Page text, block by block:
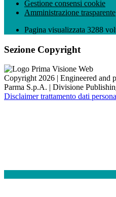
Gestione consensi cookie
Amministrazione trasparente
Pagina visualizzata 3288
Sezione Copyright
Copyright 2026 | Engineered and
Parma S.p.A. | Divisione
Disclaimer trattamento dati